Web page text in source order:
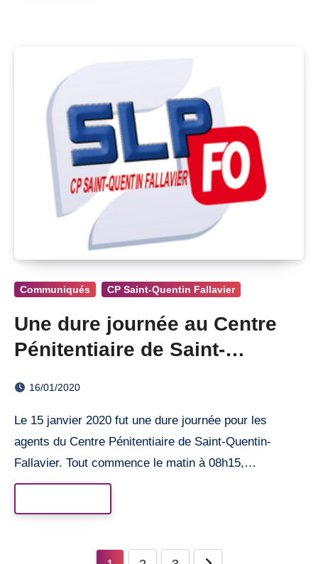
Communiqués CP Saint-Quentin Fallavier
Une dure journée au Centre
Pénitentiaire de Saint-
16/01/2020
Le 15 janvier 2020 fut une dure journée pour les
agents du Centre Pénitentiaire de Saint-Quentin-
Fallavier. Tout commence le matin à 08h15,…